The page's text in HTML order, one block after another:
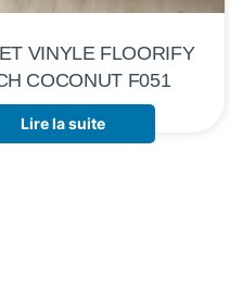
VINYLE FLOORIFY
COCONUT F051
Lire la suite